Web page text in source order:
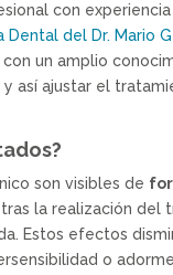
con
Dental del Dr. Mario
un amplio
así ajustar el
son visibles de
la realización del
Estos efectos
o